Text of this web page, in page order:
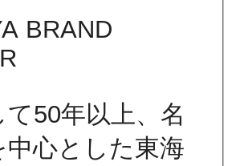
50年以上、名
中心とした東海